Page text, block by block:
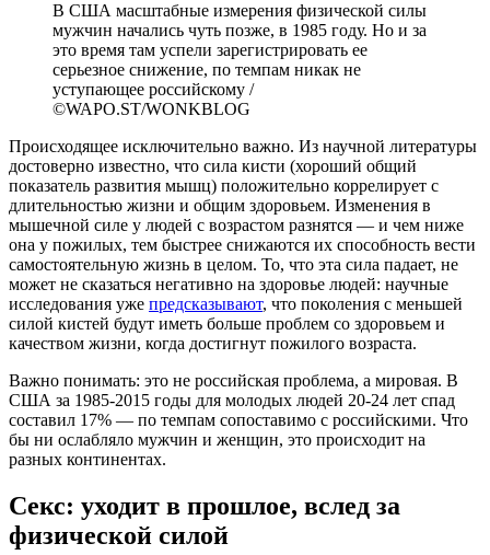
В США масштабные измерения физической силы
мужчин начались чуть позже, в 1985 году. Но и за
это время там успели зарегистрировать ее
серьезное снижение, по темпам никак не
уступающее российскому /
©WAPO.ST/WONKBLOG
Происходящее исключительно важно. Из научной литературы
достоверно известно, что сила кисти (хороший общий
показатель развития мышц) положительно коррелирует с
длительностью жизни и общим здоровьем. Изменения в
мышечной силе у людей с возрастом разнятся — и чем ниже
она у пожилых, тем быстрее снижаются их способность вести
самостоятельную жизнь в целом. То, что эта сила падает, не
может не сказаться негативно на здоровье людей: научные
исследования уже предсказывают, что поколения с меньшей
силой кистей будут иметь больше проблем со здоровьем и
качеством жизни, когда достигнут пожилого возраста.
Важно понимать: это не российская проблема, а мировая. В
США за 1985-2015 годы для молодых людей 20-24 лет спад
составил 17% — по темпам сопоставимо с российскими. Что
бы ни ослабляло мужчин и женщин, это происходит на
разных континентах.
Секс: уходит в прошлое, вслед за
физической силой